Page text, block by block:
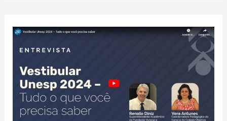
Unesp
2024
Tudo
que